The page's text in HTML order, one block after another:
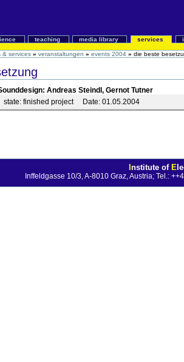
teaching media library services
& services » veranstaltungen » events 2004 » die beste
Andreas Steindl, Gernot Tutner
finished project Date:01.05.2004
Institute of E
Inffeldgasse 10/3, A-8010 Graz, Austria; Tel.: